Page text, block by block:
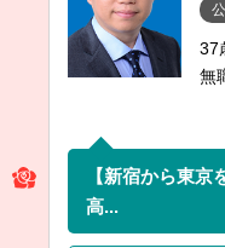
37
無
【新宿から東
高...